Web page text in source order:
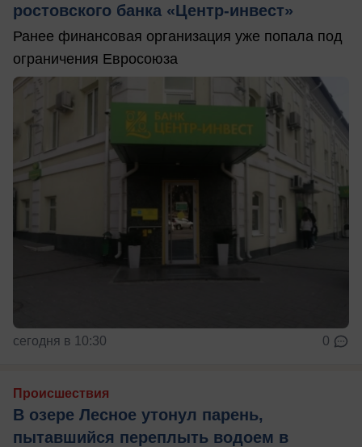
ростовского банка «Центр-инвест»
Ранее финансовая организация уже попала под
ограничения Евросоюза
сегодня в 10:30 0
Происшествия
В озере Лесное утонул парень,
пытавшийся переплыть водоем в